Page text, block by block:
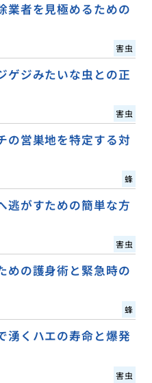
業者を見極めるための
害虫
ゲジみたいな虫との正
害虫
の営巣地を特定する対
蜂
逃がすための簡単な方
害虫
めの護身術と緊急時の
蜂
湧くハエの寿命と爆発
害虫